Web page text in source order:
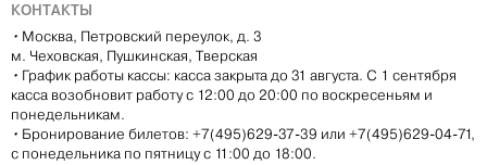
КОНТАКТЫ
• Москва, Петровский переулок, д. 3
м. Чеховская, Пушкинская, Тверская
• График работы кассы: касса закрыта до 31 августа. С 1 сентября
касса возобновит работу с 12:00 до 20:00 по воскресеньям и
понедельникам.
• Бронирование билетов: +7(495)629-37-39 или +7(495)629-04-71,
с понедельника по пятницу с 11:00 до 18:00.